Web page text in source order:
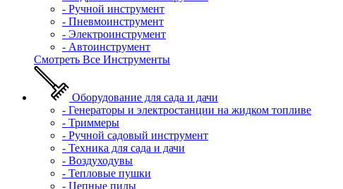
- Ручной инструмент
- Пневмоинструмент
- Электроинструмент
- Автоинструмент
Смотреть Все Инструменты
Оборудование для сада и дачи
- Генераторы и электростанции на жидком топливе
- Триммеры
- Ручной садовый инструмент
- Техника для сада и дачи
- Воздуходувы
- Тепловые пушки
- Цепные пилы